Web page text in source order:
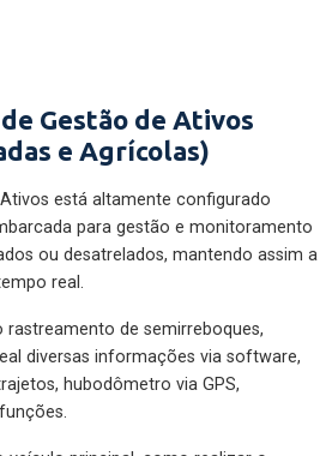
Gestão de Ativos
e Agrícolas)
está altamente configurado
para gestão e monitoramento
ou desatrelados, mantendo assim a
real.
rastreamento de semirreboques,
diversas informações via software,
hubodômetro via GPS,